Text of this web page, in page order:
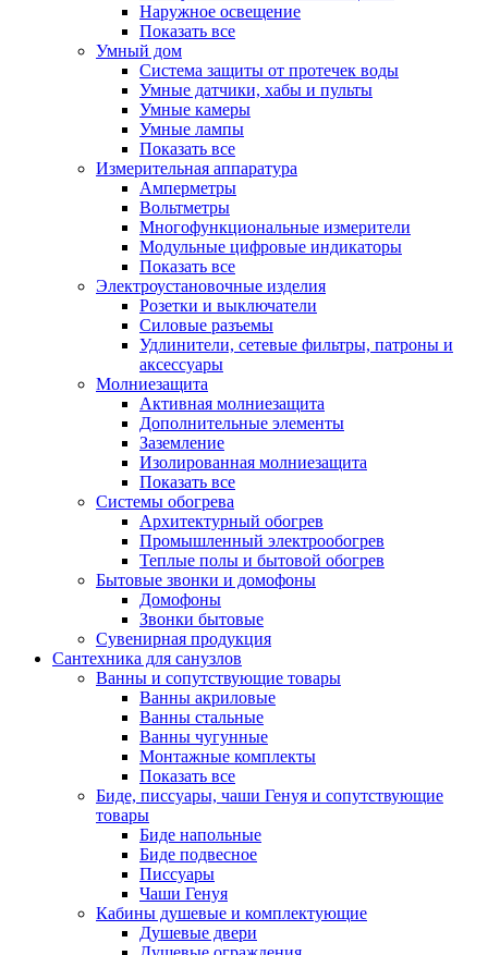
Наружное освещение
Показать все
Умный дом
Система защиты от протечек воды
Умные датчики, хабы и пульты
Умные камеры
Умные лампы
Показать все
Измерительная аппаратура
Амперметры
Вольтметры
Многофункциональные измерители
Модульные цифровые индикаторы
Показать все
Электроустановочные изделия
Розетки и выключатели
Силовые разъемы
Удлинители, сетевые фильтры, патроны и
аксессуары
Молниезащита
Активная молниезащита
Дополнительные элементы
Заземление
Изолированная молниезащита
Показать все
Системы обогрева
Архитектурный обогрев
Промышленный электрообогрев
Теплые полы и бытовой обогрев
Бытовые звонки и домофоны
Домофоны
Звонки бытовые
Сувенирная продукция
Сантехника для санузлов
Ванны и сопутствующие товары
Ванны акриловые
Ванны стальные
Ванны чугунные
Монтажные комплекты
Показать все
Биде, писсуары, чаши Генуя и сопутствующие
товары
Биде напольные
Биде подвесное
Писсуары
Чаши Генуя
Кабины душевые и комплектующие
Душевые двери